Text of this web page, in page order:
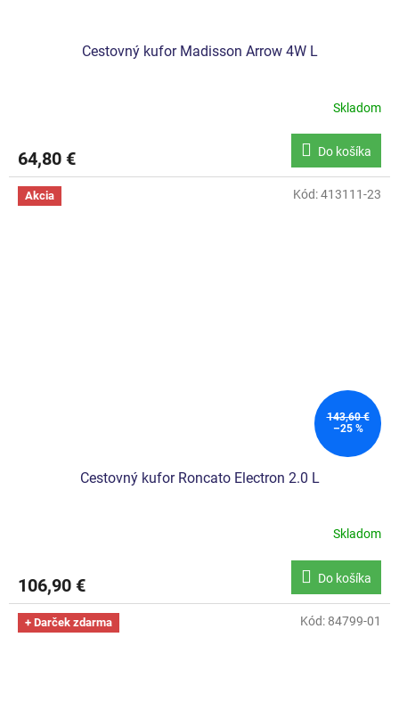
Cestovný kufor Madisson Arrow 4W L
Skladom
64,80 € Do košíka
Akcia
143,60 €
–25 %
Cestovný kufor Roncato Electron 2.0 L
Skladom
106,90 € Do košíka
Kód:413111-23
+ Darček zdarma Kód: 84799-01